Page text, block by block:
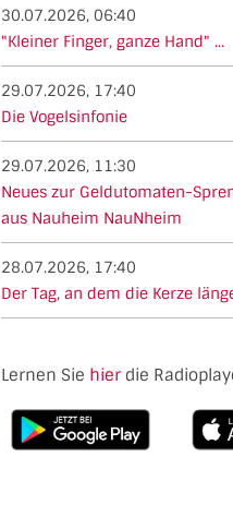
30.07.2026, 06:40
"Kleiner Finger, ganze Hand" ...
29.07.2026, 17:40
Die Vogelsinfonie
29.07.2026, 11:30
Neues zur Geldutomaten-
aus Nauheim NauNheim
28.07.2026, 17:40
Der Tag, an dem die Kerze
Lernen Sie hier die